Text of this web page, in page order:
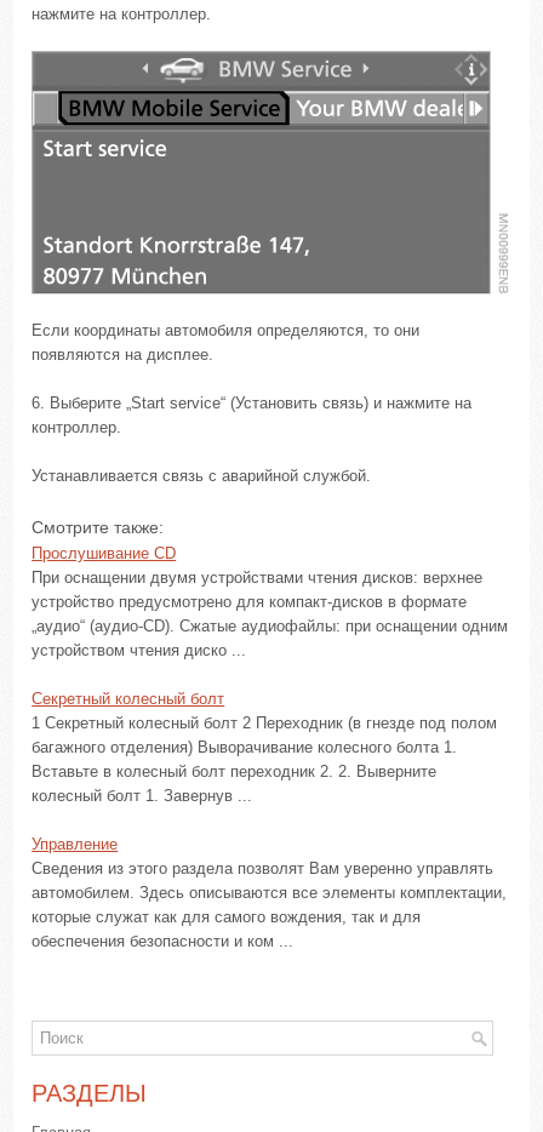
нажмите на контроллер.
Если координаты автомобиля определяются, то они
появляются на дисплее.
6. Выберите „Start service“ (Установить связь) и нажмите на
контроллер.
Устанавливается связь с аварийной службой.
Смотрите также:
Прослушивание CD
При оснащении двумя устройствами чтения дисков: верхнее
устройство предусмотрено для компакт-дисков в формате
„аудио“ (аудио-CD). Сжатые аудиофайлы: при оснащении одним
устройством чтения диско ...
Секретный колесный болт
1 Секретный колесный болт 2 Переходник (в гнезде под полом
багажного отделения) Выворачивание колесного болта 1.
Вставьте в колесный болт переходник 2. 2. Выверните
колесный болт 1. Завернув ...
Управление
Сведения из этого раздела позволят Вам уверенно управлять
автомобилем. Здесь описываются все элементы комплектации,
которые служат как для самого вождения, так и для
обеспечения безопасности и ком ...
РАЗДЕЛЫ